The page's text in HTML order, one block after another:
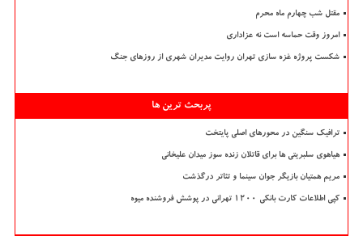
مقتل شب چهارم ماه محرم
امروز وقت حماسه است نه عزاداری
شکست پروژه غزه سازی تهران روایت مدیران شهری از روزهای جنگ
پربحث ترین ها
ترافیک سنگین در محورهای اصلی پایتخت
هیاهوی سلبریتی ها برای قاتلان زنده سوز میدان علیخانی
مریم همتیان بازیگر جوان سینما و تئاتر درگذشت
کپی اطلاعات کارت بانکی ۱۲۰۰ تهرانی در پوشش فروشنده میوه